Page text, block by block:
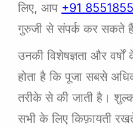
लिए, आप +91
गुरुजी से संपर्क कर सकते
उनकी विशेषज्ञता और
होता है कि पूजा सबसे
तरीके से की जाती है।
सभी के लिए किफ़ायती